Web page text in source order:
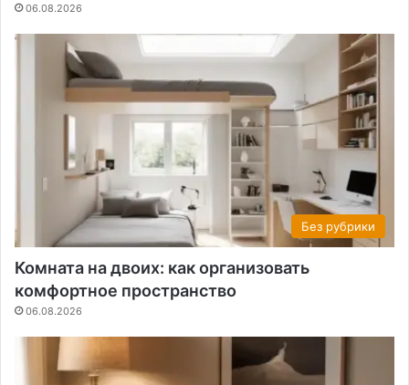
06.08.2026
Без рубрики
Комната на двоих: как организовать
комфортное пространство
06.08.2026